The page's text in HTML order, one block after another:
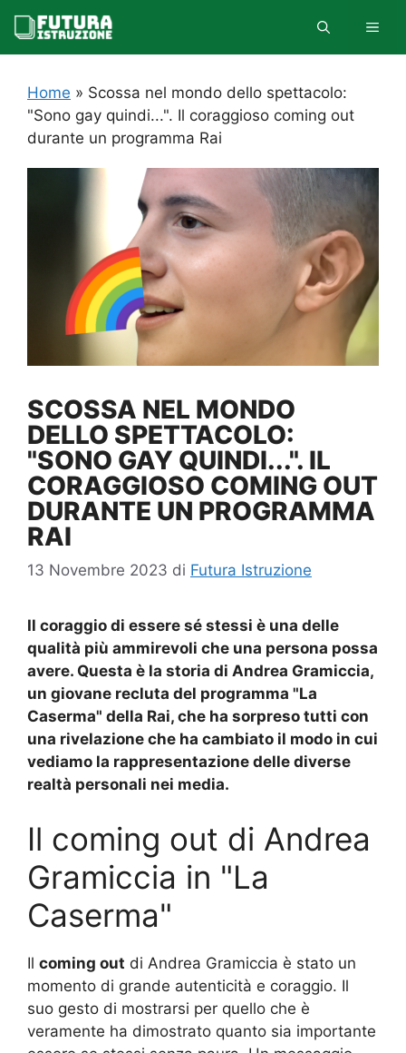
contenuto
Home » Scossa nel mondo dello spettacolo:
"Sono gay quindi...". Il coraggioso coming out
durante un programma Rai
SCOSSA NEL MONDO
DELLO SPETTACOLO:
"SONO GAY QUINDI...". IL
CORAGGIOSO COMING OUT
DURANTE UN PROGRAMMA
RAI
13 Novembre 2023 di Futura Istruzione
Il coraggio di essere sé stessi è una delle
qualità più ammirevoli che una persona possa
avere. Questa è la storia di Andrea Gramiccia,
un giovane recluta del programma "La
Caserma" della Rai, che ha sorpreso tutti con
una rivelazione che ha cambiato il modo in cui
vediamo la rappresentazione delle diverse
realtà personali nei media.
Il coming out di Andrea
Gramiccia in "La
Caserma"
Il coming out di Andrea Gramiccia è stato un
momento di grande autenticità e coraggio. Il
suo gesto di mostrarsi per quello che è
veramente ha dimostrato quanto sia importante